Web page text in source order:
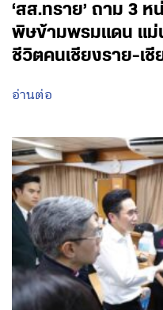
‘สส.ทราย’ ถาม 3
พิษข้ามพรมแดน แม่
ชีวิตคนเชียงราย-เชี
อ่านต่อ